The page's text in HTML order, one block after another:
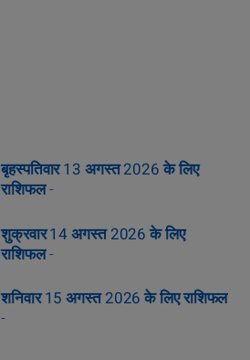
बृहस्पतिवार 13 अगस्त 2026 के लिए
राशिफल-
शुक्रवार 14 अगस्त 2026 के लिए
राशिफल-
शनिवार 15 अगस्त 2026 के लिए राशिफल
-